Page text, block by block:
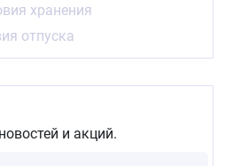
процент больных
опоясывающим герпесом,
невралгию.
хорошо
хранения
отпуска
и акций.